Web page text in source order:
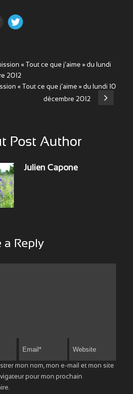
« Tout ce que j’aime » du lundi
2012
« Tout ce que j’aime » du lundi 10
décembre 2012
Post Author
Julien Capone
a Reply
mon nom, mon e-mail et mon site
pour mon prochain